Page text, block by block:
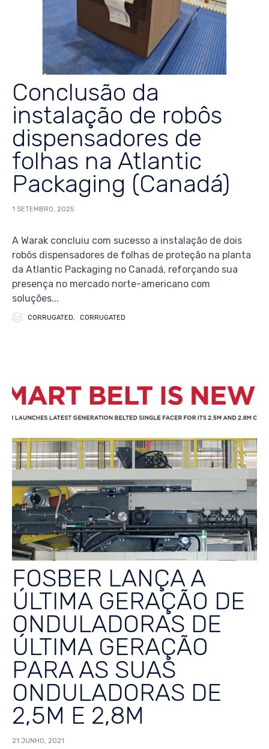
Conclusão da
instalação de robôs
dispensadores de
folhas na Atlantic
Packaging (Canadá)
1 SETEMBRO, 2025
A Warak concluiu com sucesso a instalação de dois
robôs dispensadores de folhas de proteção na planta
da Atlantic Packaging no Canadá, reforçando sua
presença no mercado norte-americano com
soluções...
 Category
CORRUGATED, CORRUGATED
FOSBER LANÇA A
ÚLTIMA GERAÇÃO DE
ONDULADORAS DE
ÚLTIMA GERAÇÃO
PARA AS SUAS
ONDULADORAS DE
2,5M E 2,8M
21 JUNHO, 2021